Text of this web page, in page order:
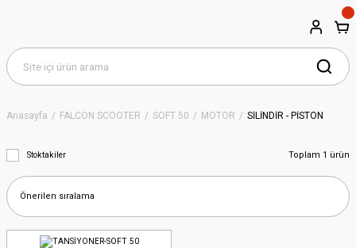
Anasayfa FALCON SCOOTER SOFT 50 MOTOR SİLİNDİR - PİSTON
Stoktakiler Toplam 1 ürün